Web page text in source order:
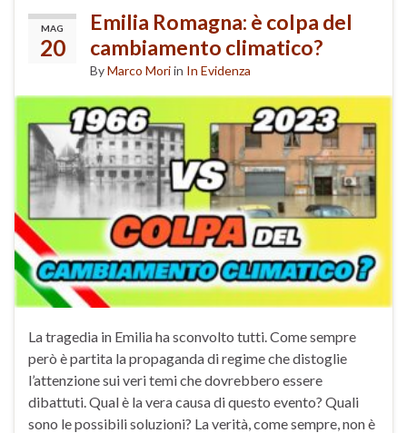
MAG
20
Emilia Romagna: è colpa del
cambiamento climatico?
ByMarco Moriin In Evidenza
La tragedia in Emilia ha sconvolto tutti. Come sempre
però è partita la propaganda di regime che distoglie
l’attenzione sui veri temi che dovrebbero essere
dibattuti. Qual è la vera causa di questo evento? Quali
sono le possibili soluzioni? La verità, come sempre, non è